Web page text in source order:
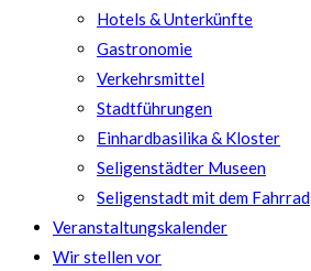
Hotels & Unterkünfte
Gastronomie
Verkehrsmittel
Stadtführungen
Einhardbasilika & Kloster
Seligenstädter Museen
Seligenstadt mit dem Fahrrad
Veranstaltungskalender
Wir stellen vor